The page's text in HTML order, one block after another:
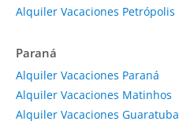
Alquiler Vacaciones Petrópolis
Paraná
Alquiler Vacaciones Paraná
Alquiler Vacaciones Matinhos
Alquiler Vacaciones Guaratuba